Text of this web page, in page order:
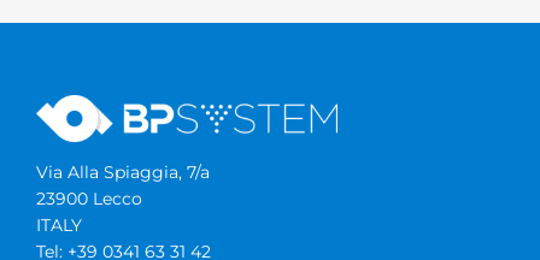
Via Alla Spiaggia, 7/a
23900 Lecco
ITALY
Tel: +39 0341 63 31 42